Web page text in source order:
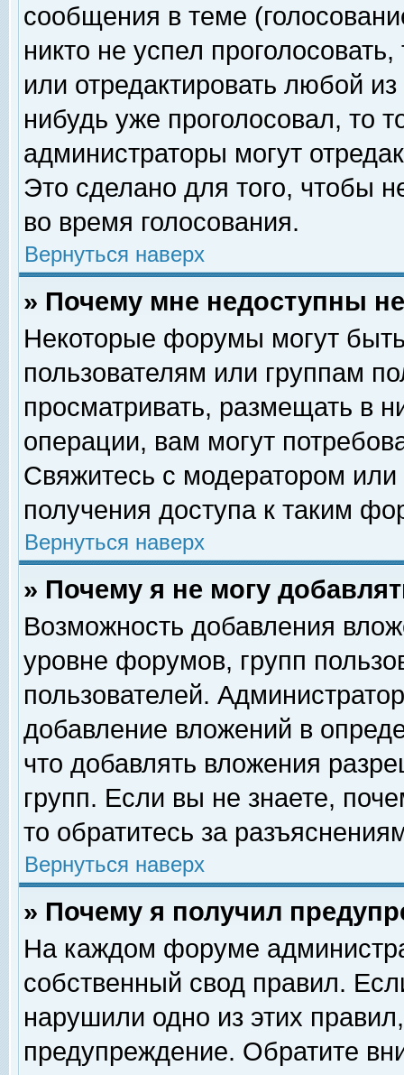
сообщения в теме
никто не успел
или отредактировать любой
нибудь уже проголосовал, то
администраторы могут
Это сделано для того, чтобы
во время голосования.
Вернуться наверх
» Почему мне недоступны
Некоторые форумы могут
пользователям или группам
просматривать, размещать в
операции, вам могут
Свяжитесь с модератором
получения доступа к таким
Вернуться наверх
» Почему я не могу
Возможность добавления
уровне форумов, групп
пользователей.
добавление вложений в
что добавлять вложения
групп. Если вы не знаете,
то обратитесь за
Вернуться наверх
» Почему я получил
На каждом форуме
собственный свод правил.
нарушили одно из этих
предупреждение. Обратите